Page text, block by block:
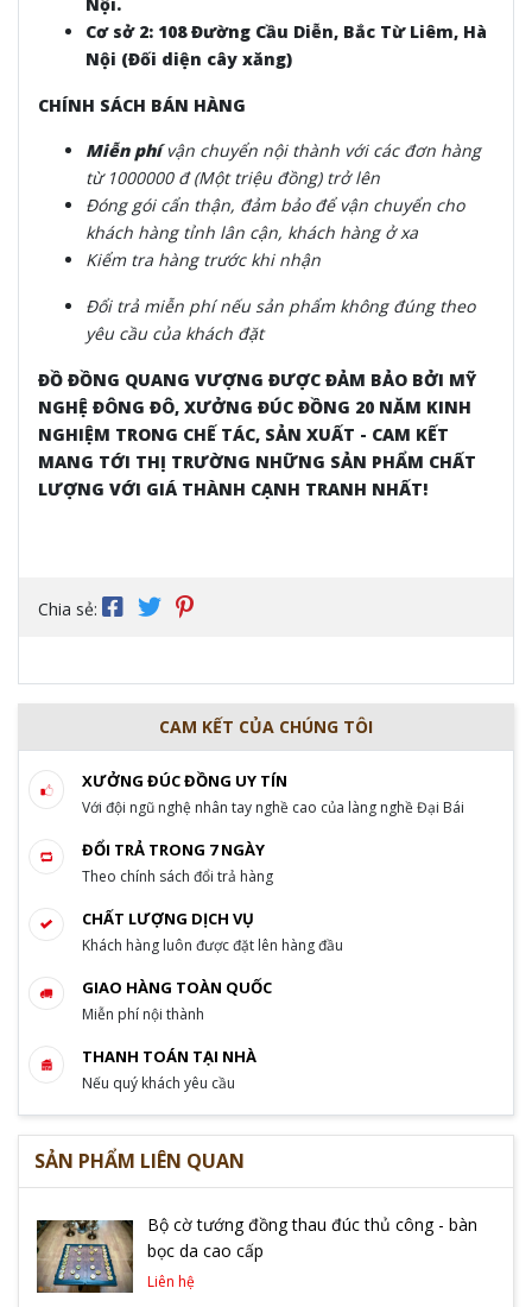
Cơ sở 2: 108 Đường Cầu Diễn, Bắc Từ Liêm, Hà
Nội (Đối diện cây xăng)
CHÍNH SÁCH BÁN HÀNG
Miễn phívận chuyển nội thành với các đơn hàng
từ 1000000 đ (Một triệu đồng) trở lên
Đóng gói cẩn thận, đảm bảo để vận chuyển cho
khách hàng tỉnh lân cận, khách hàng ở xa
Kiểm tra hàng trước khi nhận
Đổi trả miễn phí nếu sản phẩm không đúng theo
yêu cầu của khách đặt
ĐỒ ĐỒNG QUANG VƯỢNG ĐƯỢC ĐẢM BẢO BỞI MỸ
NGHỆ ĐÔNG ĐÔ, XƯỞNG ĐÚC ĐỒNG 20 NĂM KINH
NGHIỆM TRONG CHẾ TÁC, SẢN XUẤT - CAM KẾT
MANG TỚI THỊ TRƯỜNG NHỮNG SẢN PHẨM CHẤT
LƯỢNG VỚI GIÁ THÀNH CẠNH TRANH NHẤT!
Chia sẻ:
CAM KẾT CỦA CHÚNG TÔI
XƯỞNG ĐÚC ĐỒNG UY TÍN
Với đội ngũ nghệ nhân tay nghề cao của làng nghề Đại Bái
ĐỔI TRẢ TRONG 7 NGÀY
Theo chính sách đổi trả hàng
CHẤT LƯỢNG DỊCH VỤ
Khách hàng luôn được đặt lên hàng đầu
GIAO HÀNG TOÀN QUỐC
Miễn phí nội thành
THANH TOÁN TẠI NHÀ
Nếu quý khách yêu cầu
SẢN PHẨM LIÊN QUAN
Bộ cờ tướng đồng thau đúc thủ công - bàn
bọc da cao cấp
Liên hệ